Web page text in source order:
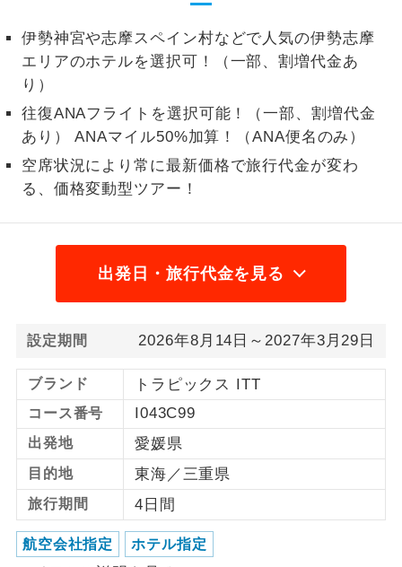
伊勢神宮や志摩スペイン村などで人気の伊勢志摩
エリアのホテルを選択可！（一部、割増代金あ
り）
往復ANAフライトを選択可能！（一部、割増代金
あり） ANAマイル50%加算！（ANA便名のみ）
空席状況により常に最新価格で旅行代金が変わ
る、価格変動型ツアー！
出発日・旅行代金を見る
設定期間 2026年8月14日～2027年3月29日
ブランド トラピックス ITT
コース番号 I043C99
出発地 愛媛県
目的地 東海／三重県
旅行期間 4日間
航空会社指定 ホテル指定
おひとり様限定でご参加いただけるコー
1名様1室同代
金
1名様1室利用でも追加料金がかからない
ご夫婦限定
ご夫婦限定でご参加いただけるコースで
女性限定
女性限定でご参加いただけるコースで
年齢制限あり
ご参加にあたり年齢に制限があるコース
です。
航空会社指定
利用航空会社が指定なので、ご出発の計
す。
おひとり様バ
ス2席利用
おひとり様でバス席を2席利⽤できま
す。